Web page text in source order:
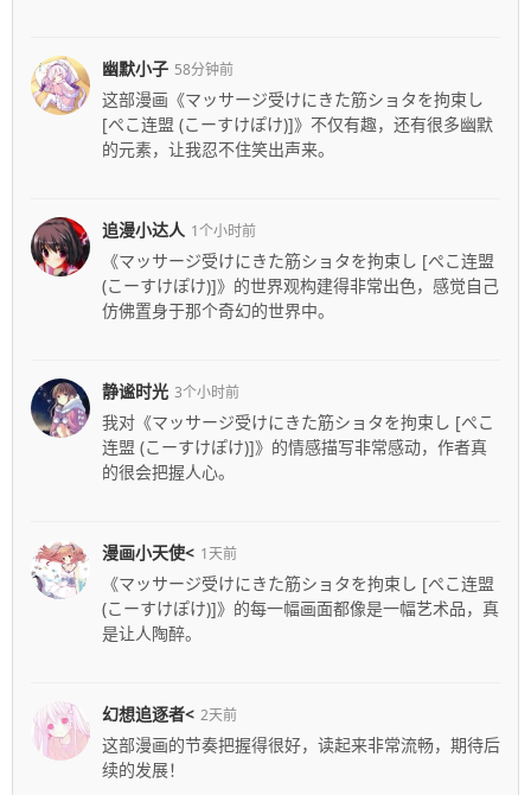
幽默小子 58分钟前
这部漫画《マッサージ受けにきた筋ショタを拘束し
[ぺこ连盟 (こーすけぽけ)]》不仅有趣，还有很多幽默
的元素，让我忍不住笑出声来。
追漫小达人 1个小时前
《マッサージ受けにきた筋ショタを拘束し [ぺこ连盟
(こーすけぽけ)]》的世界观构建得非常出色，感觉自己
仿佛置身于那个奇幻的世界中。
静谧时光 3个小时前
我对《マッサージ受けにきた筋ショタを拘束し [ぺこ
连盟 (こーすけぽけ)]》的情感描写非常感动，作者真
的很会把握人心。
漫画小天使< 1天前
《マッサージ受けにきた筋ショタを拘束し [ぺこ连盟
(こーすけぽけ)]》的每一幅画面都像是一幅艺术品，真
是让人陶醉。
幻想追逐者< 2天前
这部漫画的节奏把握得很好，读起来非常流畅，期待后
续的发展！